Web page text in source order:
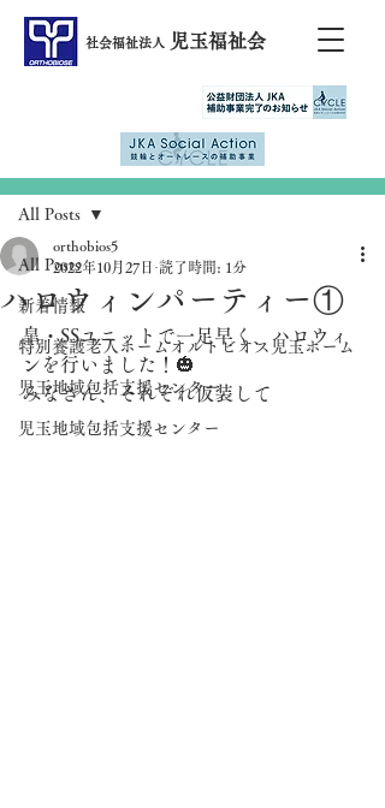
社会福祉法人 児玉福祉会
All Posts
新着情報
特別養護老人ホームオルトビオス児玉ホーム
児玉地域包括支援センター
児玉地域包括支援センター
All Posts
ハロウィンパーティー①
orthobios5
2022年10月27日 読了時間: 1分
皐・SSユニットで一足早く、ハロウィ
ンを行いました！🎃
みなさん、それぞれ仮装して